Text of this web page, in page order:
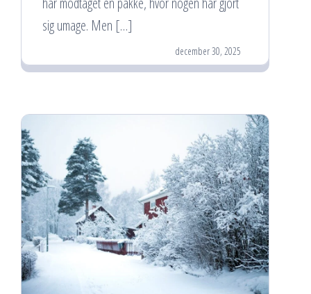
sig umage. Men […]
december 30, 2025